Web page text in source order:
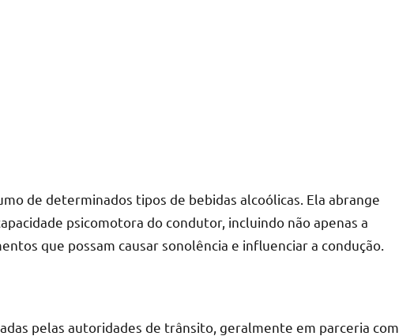
de determinados tipos de bebidas alcoólicas. Ela abrange
psicomotora do condutor, incluindo não apenas a
que possam causar sonolência e influenciar a condução.
pelas autoridades de trânsito, geralmente em parceria com